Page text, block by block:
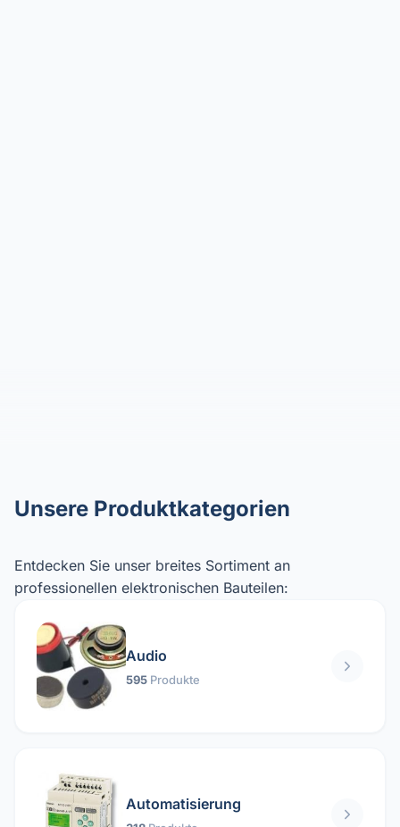
Unsere Produktkategorien
Entdecken Sie unser breites Sortiment an
professionellen elektronischen Bauteilen:
Audio
595 Produkte
Automatisierung